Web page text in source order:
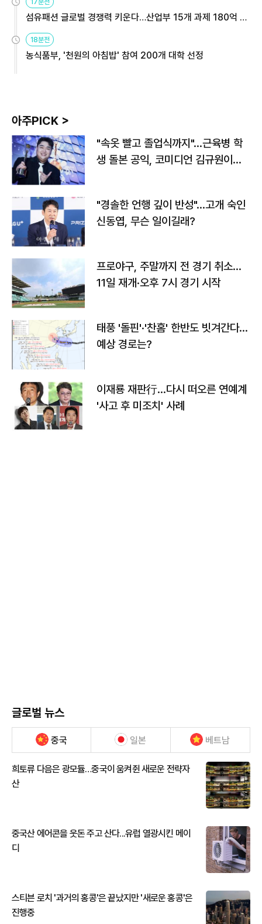
17분전
섬유패션 글로벌 경쟁력 키운다…산업부 15개 과제 180억 지
원
18분전
농식품부, '천원의 아침밥' 참여 200개 대학 선정
아주PICK >
"속옷 빨고 졸업식까지"…근육병 학
생 돌본 공익, 코미디언 김규원이었
"경솔한 언행 깊이 반성"…고개 숙인
신동엽, 무슨 일이길래?
프로야구, 주말까지 전 경기 취소…
11일 재개·오후 7시 경기 시작
태풍 '돌핀'·'찬홈' 한반도 빗겨간다…
예상 경로는?
이재룡 재판行…다시 떠오른 연예계
'사고 후 미조치' 사례
글로벌 뉴스
중국 일본 베트남
희토류 다음은 광모듈…중국이 움켜쥔 새로운 전략자
산
중국산 에어콘을 웃돈 주고 산다...유럽 열광시킨 메이
디
스티븐 로치 '과거의 홍콩'은 끝났지만 '새로운 홍콩'은
진행중